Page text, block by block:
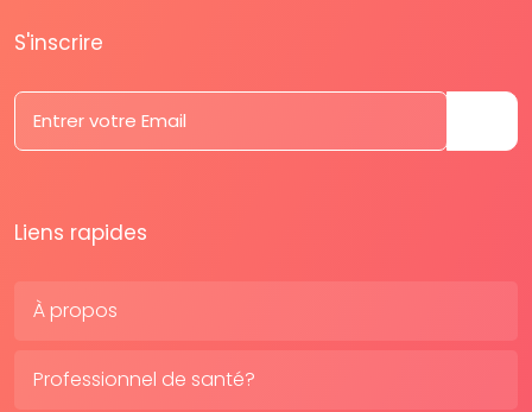
S'inscrire
Liens rapides
À propos
Professionnel de santé?